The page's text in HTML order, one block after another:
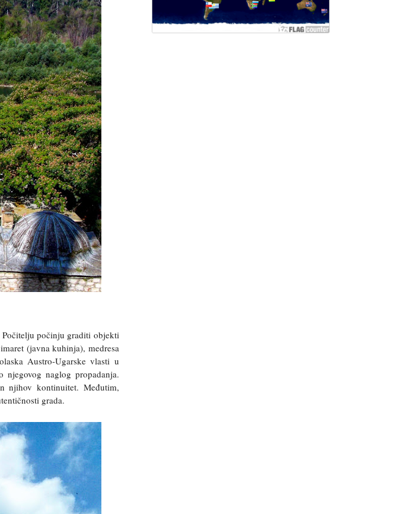
počinju graditi objekti
(javna kuhinja), medresa
Austro-Ugarske vlasti u
naglog propadanja.
njihov kontinuitet. Međutim,
grada.